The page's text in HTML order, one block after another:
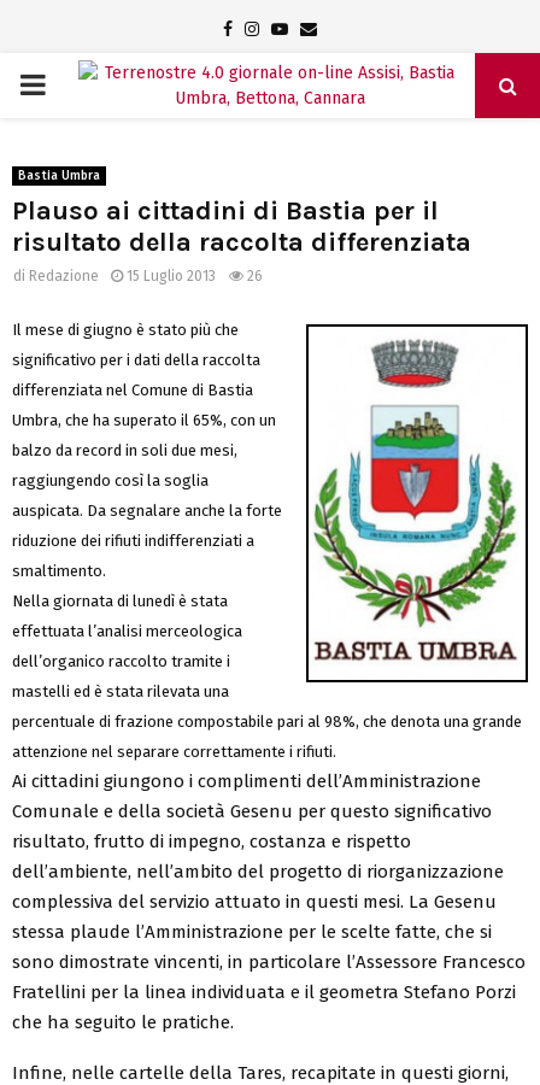
Facebook
Instagram
Youtube
Email
PRIMARY
Bastia Umbra
Plauso ai cittadini di Bastia per il
risultato della raccolta differenziata
di Redazione 15 Luglio 2013 26
Il mese di giugno è stato più che
significativo per i dati della raccolta
differenziata nel Comune di Bastia
Umbra, che ha superato il 65%, con un
balzo da record in soli due mesi,
raggiungendo così la soglia
auspicata. Da segnalare anche la forte
riduzione dei rifiuti indifferenziati a
smaltimento.
Nella giornata di lunedì è stata
effettuata l’analisi merceologica
dell’organico raccolto tramite i
mastelli ed è stata rilevata una
percentuale di frazione compostabile pari al 98%, che denota una grande
attenzione nel separare correttamente i rifiuti.
Ai cittadini giungono i complimenti dell’Amministrazione
Comunale e della società Gesenu per questo significativo
risultato, frutto di impegno, costanza e rispetto
dell’ambiente, nell’ambito del progetto di riorganizzazione
complessiva del servizio attuato in questi mesi. La Gesenu
stessa plaude l’Amministrazione per le scelte fatte, che si
sono dimostrate vincenti, in particolare l’Assessore Francesco
Fratellini per la linea individuata e il geometra Stefano Porzi
che ha seguito le pratiche.
Infine, nelle cartelle della Tares, recapitate in questi giorni,